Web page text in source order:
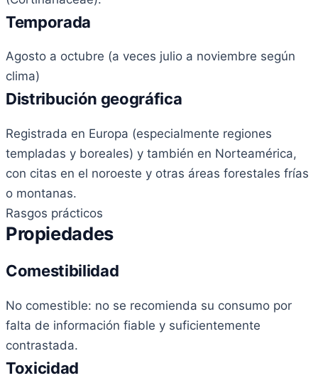
Temporada
Agosto a octubre (a veces julio a noviembre según
clima)
Distribución geográfica
Registrada en Europa (especialmente regiones
templadas y boreales) y también en Norteamérica,
con citas en el noroeste y otras áreas forestales frías
o montanas.
Rasgos prácticos
Propiedades
Comestibilidad
No comestible: no se recomienda su consumo por
falta de información fiable y suficientemente
contrastada.
Toxicidad